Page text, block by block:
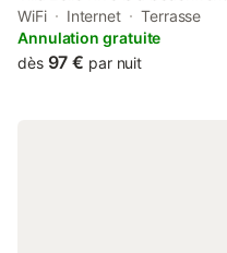
annexes and a garden built
parking spaces is available
WiFi Internet
Terrasse
Annulation gratuite
dès 97 € par nuit